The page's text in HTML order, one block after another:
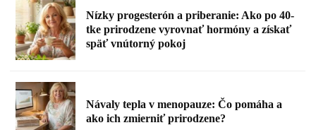
Nízky progesterón a priberanie: Ako po 40-
tke prirodzene vyrovnať hormóny a získať
späť vnútorný pokoj
Návaly tepla v menopauze: Čo pomáha a
ako ich zmierniť prirodzene?